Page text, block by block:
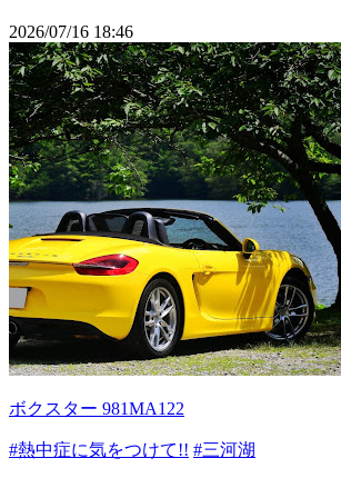
2026/07/16 18:46
ボクスター 981MA122
#熱中症に気をつけて!! #三河湖